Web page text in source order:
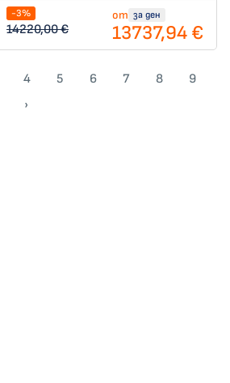
-3%
14220,00 €
от за ден
13737,94 €
4 5 6 7 8
9
›